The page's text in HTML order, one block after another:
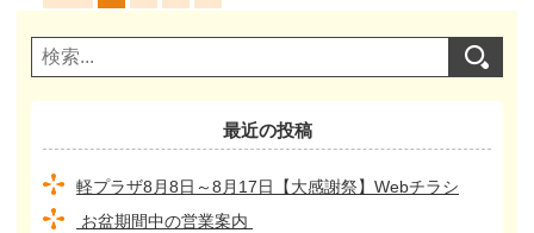
最近の投稿
軽プラザ8月8日～8月17日【大感謝祭】Webチラシ
お盆期間中の営業案内